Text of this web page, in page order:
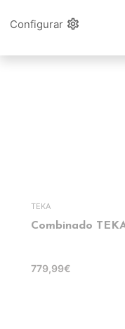
TEKA
Combinado
779,99€
Configurar settings